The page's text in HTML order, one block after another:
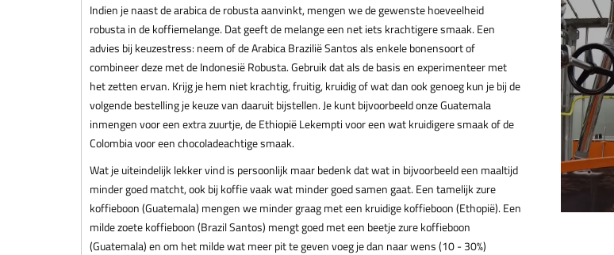
Indien je naast de arabica de robusta aanvinkt, mengen we de gewenste hoeveelheid
robusta in de koffiemelange. Dat geeft de melange een net iets krachtigere smaak. Een
advies bij keuzestress: neem of de Arabica Brazilië Santos als enkele bonensoort of
combineer deze met de Indonesië Robusta. Gebruik dat als de basis en experimenteer met
het zetten ervan. Krijg je hem niet krachtig, fruitig, kruidig of wat dan ook genoeg kun je bij de
volgende bestelling je keuze van daaruit bijstellen. Je kunt bijvoorbeeld onze Guatemala
inmengen voor een extra zuurtje, de Ethiopië Lekempti voor een wat kruidigere smaak of de
Colombia voor een chocoladeachtige smaak.
Wat je uiteindelijk lekker vind is persoonlijk maar bedenk dat wat in bijvoorbeeld een maaltijd
minder goed matcht, ook bij koffie vaak wat minder goed samen gaat. Een tamelijk zure
koffieboon (Guatemala) mengen we minder graag met een kruidige koffieboon (Ethopië). Een
milde zoete koffieboon (Brazil Santos) mengt goed met een beetje zure koffieboon
(Guatemala) en om het milde wat meer pit te geven voeg je dan naar wens (10 - 30%)